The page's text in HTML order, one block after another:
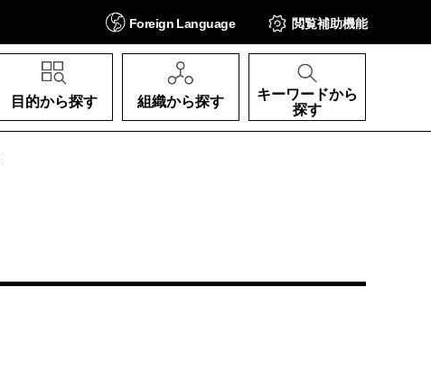
Foreign Language 閲覧補助機能
目的から探す 組織から探す
キーワードから
探す